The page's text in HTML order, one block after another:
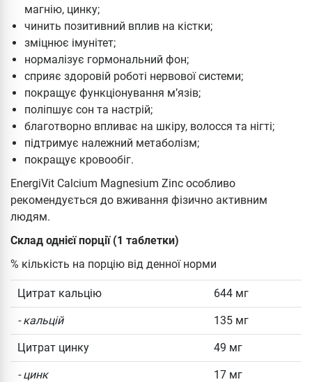
магнію, цинку;
чинить позитивний вплив на кістки;
зміцнює імунітет;
нормалізує гормональний фон;
сприяє здоровій роботі нервової системи;
покращує функціонування м’язів;
поліпшує сон та настрій;
благотворно впливає на шкіру, волосся та нігті;
підтримує належний метаболізм;
покращує кровообіг.
EnergiVit Calcium Magnesium Zinc особливо
рекомендується до вживання фізично активним
людям.
Склад однієї порції (1 таблетки)
% кількість на порцію від денної норми
Цитрат кальцію 644 мг
- кальцій 135 мг
Цитрат цинку 49 мг
- цинк 17 мг